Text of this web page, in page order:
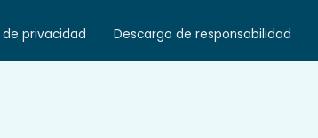
privacidad Descargo de responsabilidad